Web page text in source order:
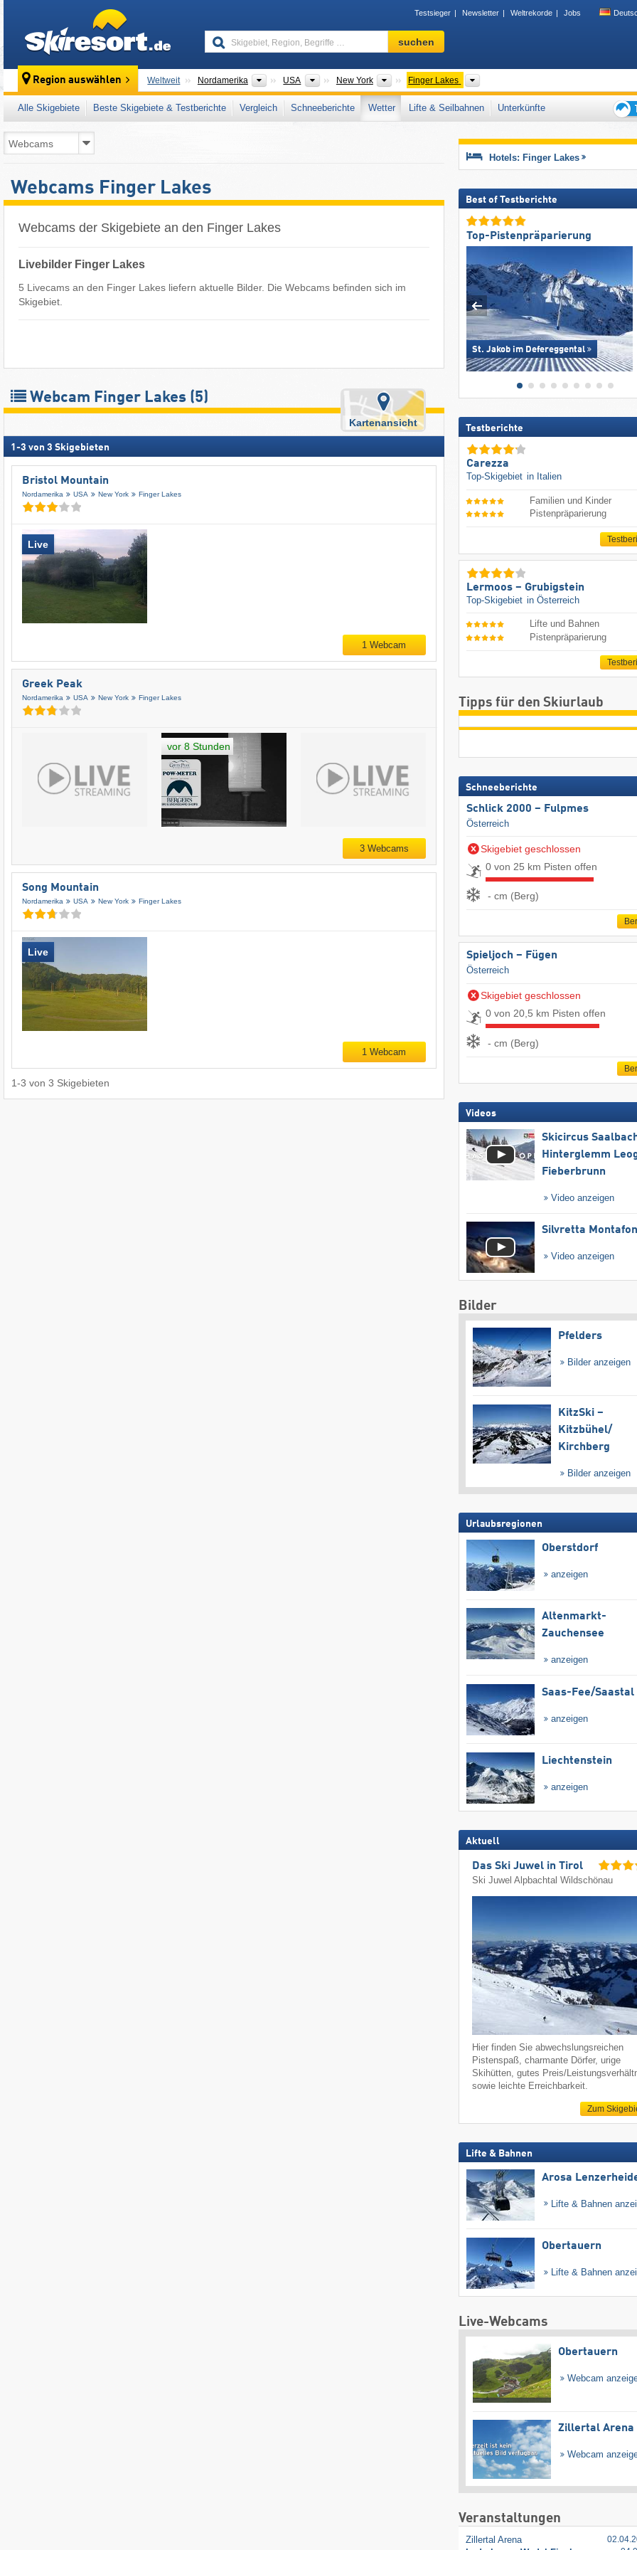
Testsieger Newsletter Weltrekorde Jobs
Skigebiet,
Region,
…
suchen
Region auswählen Weltweit Nordamerika Kontinente
USA LänderNew York Bundesstaaten
Finger Lakes
Alle Skigebiete Beste Skigebiete & Testberichte Vergleich Schneeberichte Wetter Lifte & Seilbahnen
Unterkünfte
für
Webcams Finger Lakes
Webcams der Skigebiete an den Finger Lakes
Livebilder Finger Lakes
5 Livecams an den Finger Lakes liefern aktuelle Bilder. Die Webcams befinden sich im
Skigebiet.
Webcam Finger Lakes (5)
Kartenansicht
1 -3 von 3 Skigebieten
Bristol Mountain
Nordamerika USA New York Finger Lakes
Live
1 Webcam
Greek Peak
Nordamerika USA New York Finger Lakes
vor 8 Stunden
3 Webcams
Song Mountain
Nordamerika USA New York Finger Lakes
Live
1 Webcam
1-3 von 3 Skigebieten
Hotels: Finger Lakes
Best of Testberichte
Top-Pistenpräparierung
St. Jakob im Defereggental
Testberichte
Carezza
Top-Skigebiet in Italien
Familien und Kinder
Pistenpräparierung
Lermoos – Grubigstein
Top-Skigebiet in Österreich
Lifte und Bahnen
Pistenpräparierung
Tipps für den Skiurlaub
Schneeberichte
Schlick 2000 – Fulpmes
Österreich
Skigebiet geschlossen
0 von 25 km Pisten offen
- cm (Berg)
Spieljoch – Fügen
Österreich
Skigebiet geschlossen
0 von 20,5 km Pisten offen
- cm (Berg)
Videos
Skicircus
Hinterglemm
Fieberbrunn
Video anzeigen
Silvretta Montafon
Video anzeigen
Bilder
Pfelders
Bilder anzeigen
KitzSki –
Kitzbühel/​
Kirchberg
Bilder anzeigen
Urlaubsregionen
Oberstdorf
anzeigen
Altenmarkt-
Zauchensee
anzeigen
Saas-Fee/​Saastal
anzeigen
Liechtenstein
anzeigen
Aktuell
Das Ski Juwel in Tirol
Ski Juwel Alpbachtal Wildschönau
Hier finden Sie abwechslungsreichen
Pistenspaß, charmante Dörfer, urige
Skihütten, gutes Preis/
sowie leichte Erreichbarkeit.
Zum
Lifte & Bahnen
Arosa
Lifte & Bahnen
Obertauern
Lifte & Bahnen
Live-Webcams
Obertauern
Webcam
Zillertal Arena
Webcam
Veranstaltungen
Zillertal Arena